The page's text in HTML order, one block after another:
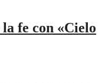
fe con «Cielo